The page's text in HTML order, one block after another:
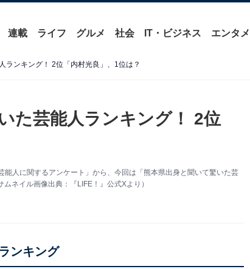
連載 ライフ グルメ 社会 IT・ビジネス エンタメ
ランキング！ 2位「内村光良」、1位は？
た芸能人ランキング！ 2位
人に関するアンケート」から、今回は「熊本県出身と聞いて驚いた芸
ネイル画像出典：『LIFE！』公式Xより）
ンキング